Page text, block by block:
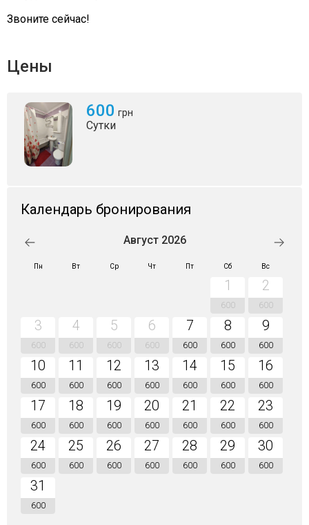
Звоните сейчас!
Цены
600 грн
Сутки
Календарь бронирования
Август 2026
Пн Вт Ср Чт Пт Сб Вс
1
600
2
600
3
600
4
600
5
600
6
600
7
600
8
600
9
600
10
600
11
600
12
600
13
600
14
600
15
600
16
600
17
600
18
600
19
600
20
600
21
600
22
600
23
600
24
600
25
600
26
600
27
600
28
600
29
600
30
600
31
600